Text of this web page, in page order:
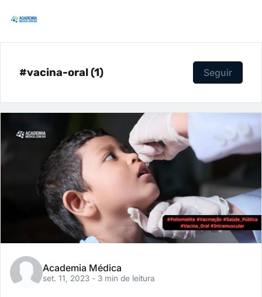
#vacina-oral (1) Seguir
Academia Médica
set. 11, 2023 - 3 min de leitura